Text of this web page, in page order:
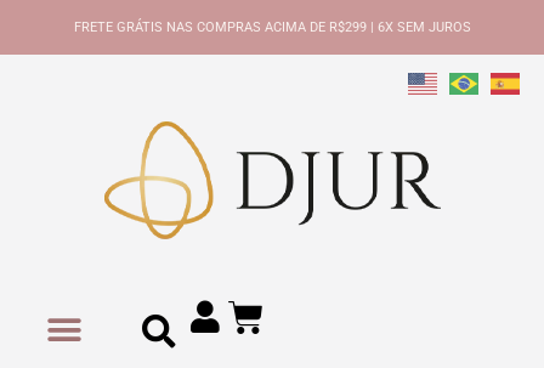
FRETE GRÁTIS NAS COMPRAS ACIMA DE R$299 | 6X SEM JUROS